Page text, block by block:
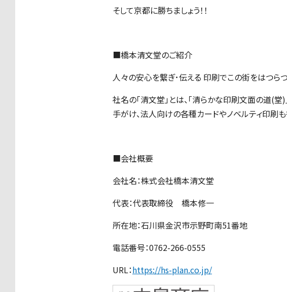
そして京都に勝ちましょう！！
■橋本清文堂のご紹介
人々の安心を繋ぎ･伝える 印刷でこの街をはつら
社名の「清文堂」とは、「清らかな印刷文面の道(
手がけ、法人向けの各種カードやノベルティ印刷も
■会社概要
会社名：株式会社橋本清文堂
代表：代表取締役 橋本修一
所在地：石川県金沢市示野町南51番地
電話番号：0762-266-0555
URL：https://hs-plan.co.jp/